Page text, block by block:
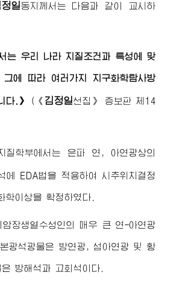
정일동지께서 는 다음과 같이 교시하
서는 우리 나라 지질조건과 특성에 맞
에 따라 여러가지 지구화학탐사방
다.》 ( 《 김정일선집》 증보판 제14
질학부에서는 은파 연, 아연광상의
에 EDA법을 적용하여 시추위치결정
학이상을 확정하였다.
암장생열수성인의 매우 큰 연-아연광
광석광물은 방연광, 섬아연광 및 황
방해석과 고회석이다.